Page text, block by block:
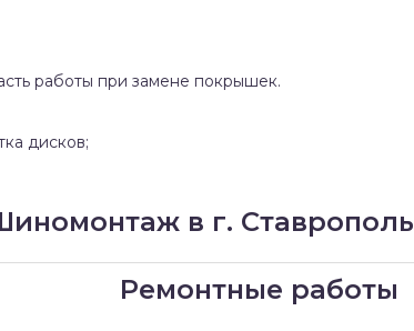
работы при замене покрышек.
дисков;
в г. Ставрополь
Ремонтные работы